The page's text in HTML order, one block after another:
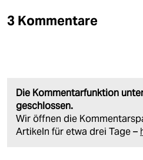
3 Kommentare
Die Kommentarfunktion
geschlossen.
Wir öffnen die
Artikeln für etwa drei Tage –